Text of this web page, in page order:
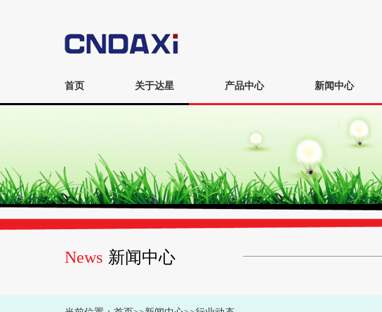
首页 关于达星 产品中心 新闻中心
News 新闻中心